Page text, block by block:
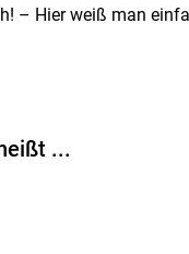
– Hier weiß man
...